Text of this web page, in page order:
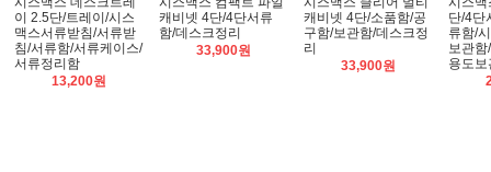
이 2.5단/트레이/시스
맥스서류받침/서류받
침/서류함/서류케이스/
서류정리함
13,200원
캐비넷 4단/4단서류
함/데스크정리
33,900원
캐비넷 4단/소품함/공
구함/보관함/데스크정
리
33,900원
단/4단
류함/
보관
용도보